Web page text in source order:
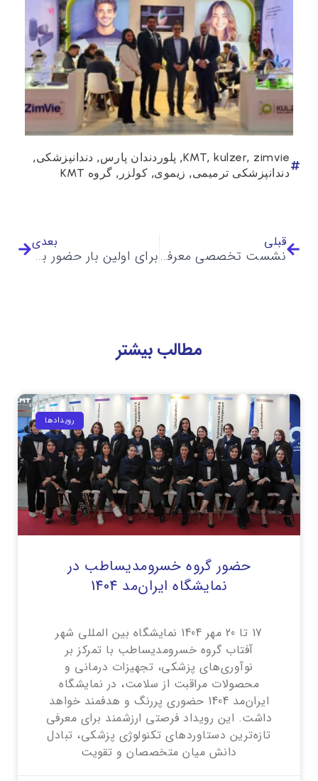
KMT, kulzer, zimvie
, پلوردندان پارس, دندانپزشکی,
دندانپزشکی ترمیمی, زیموی, کولزر , گروه KMT
قبلی
نشست تخصصی معرفی محلول ضدعفونی کننده Anolyte و استقرار تکنولوژی Envirolyte برای تولید آن در محل صنایع طیور و دام
بعدی
برای اولین بار حضور برند بین المللی مدیساچک در نمایـشگاه 2025 Arab Health
مطالب بیشتر
رویداد‌ها
حضور گروه خسرومدیساطب در
نمایشگاه ایران‌مد 1404
17 تا 20 مهر 1404 نمایشگاه بین المللی شهر
آفتاب گروه خسرومدیساطب با تمرکز بر
نوآوری‌های پزشکی، تجهیزات درمانی و
محصولات مراقبت از سلامت، در نمایشگاه
ایران‌مد 1404 حضوری پررنگ و هدفمند خواهد
داشت. این رویداد فرصتی ارزشمند برای معرفی
تازه‌ترین دستاوردهای تکنولوژی پزشکی، تبادل
دانش میان متخصصان و تقویت